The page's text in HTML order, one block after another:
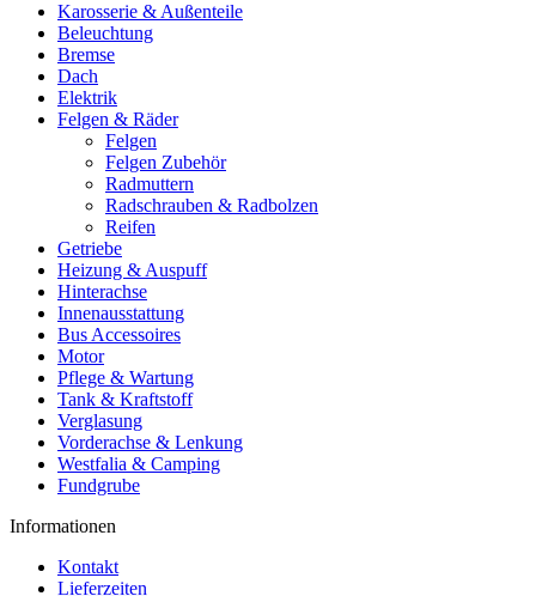
Karosserie & Außenteile
Beleuchtung
Bremse
Dach
Elektrik
Felgen & Räder
Felgen
Felgen Zubehör
Radmuttern
Radschrauben & Radbolzen
Reifen
Getriebe
Heizung & Auspuff
Hinterachse
Innenausstattung
Bus Accessoires
Motor
Pflege & Wartung
Tank & Kraftstoff
Verglasung
Vorderachse & Lenkung
Westfalia & Camping
Fundgrube
Informationen
Kontakt
Lieferzeiten